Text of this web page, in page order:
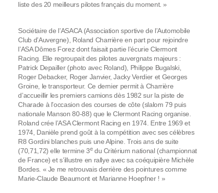
liste des 20 meilleurs pilotes français du moment. »
Sociétaire de l’ASACA (Association sportive de l’Automobile
Club d’Auvergne), Roland Charrière en part pour rejoindre
l’ASA Dômes Forez dont faisait partie l’écurie Clermont
Racing. Elle regroupait des pilotes auvergnats majeurs :
Patrick Depailler (photo avec Roland), Philippe Bugalski,
Roger Debacker, Roger Janvier, Jacky Verdier et Georges
Groine, le transporteur. Ce dernier permit à Charrière
d’accueillir les premiers camions dès 1982 sur la piste de
Charade à l’occasion des courses de côte (slalom 79 puis
nationale Manson 80-88) que le Clermont Racing organise.
Roland crée l’ASA Clermont Racing en 1974. Entre 1969 et
1974, Danièle prend goût à la compétition avec ses célèbres
R8 Gordini blanches puis une Alpine. Trois ans de suite
(70,71,72) elle termine 3edu Critérium national (championnat
de France) et s’illustre en rallye avec sa coéquipière Michèle
Bordes. « Je me retrouvais derrière des pointures comme
Marie-Claude Beaumont et Marianne Hoepfner ! »